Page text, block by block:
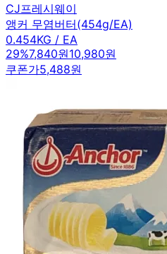
CJ프레시웨이
앵커 무염버터(454g/EA)
0.454KG / EA
29%7,840원10,980원
쿠폰가5,488원